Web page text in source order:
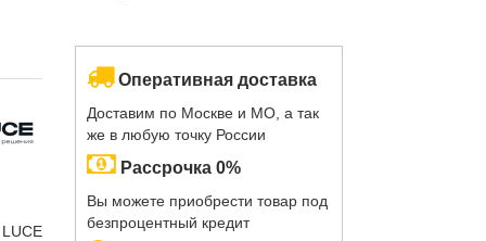
Оперативная доставка
Доставим по Москве и МО, а так
же в любую точку России
Рассрочка 0%
Вы можете приобрести товар под
безпроцентный кредит